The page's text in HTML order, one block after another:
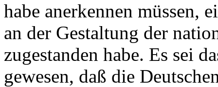
habe anerkennen müssen,
an der Gestaltung der
zugestanden habe. Es sei
gewesen, daß die